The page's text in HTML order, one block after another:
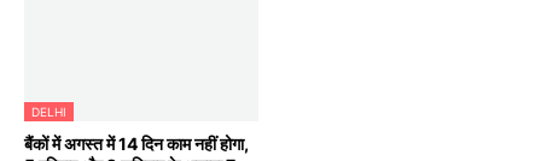
DELHI
बैंकों में अगस्त में 14 दिन काम नहीं होगा,